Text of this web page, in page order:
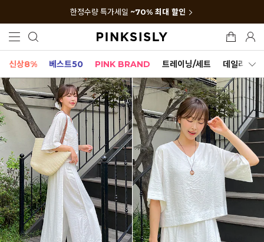
한정수량 특가세일 ~70% 최대 할인
신상8% 베스트50 PINK BRAND 트레이닝/세트 데일리세트